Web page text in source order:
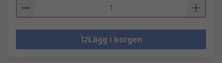
Lägg i korgen